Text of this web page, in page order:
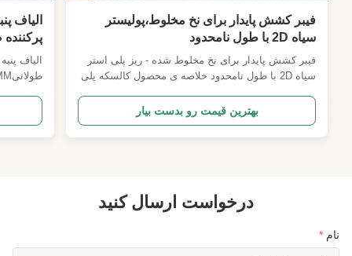
فیبر کشش پایدار برای نخ مخلوط،پولیستر
سیاه 2D با طول نامحدود
فیبر کشش پایدار برای نخ مخلوط شده - ریز پلی استر
سیاه 2D با طول نامحدود خلاصه ی محصول کالسکه پلی
تواند سفارشی شود توضیحات محصول فايبر دو بعدي
سياه ما يه ماده فني با رنگ هاي مواد نساجيکه به طور
خاص برای پارچه های سیاه دائمی با استاندارد بالا و
بهترین قیمت رو بدست بیار
پرکننده
نساجی
با انکار
درخواست ارسال کنید
نام *